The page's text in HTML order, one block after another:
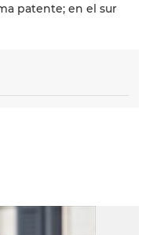
patente; en el sur